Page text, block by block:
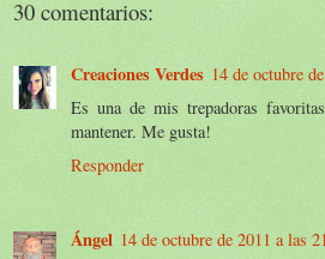
30 comentarios:
Creaciones Verdes 14 de octubre
Es una de mis trepadoras
mantener. Me gusta!
Responder
Ángel 14 de octubre de 2011 a las